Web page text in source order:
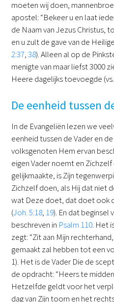
moeten wij doen,
apostel: “Bekeer u en laat
de Naam van Jezus Christus,
en u zult de gave van de
2:37,38). Alleen al op de
menigte van maar liefst 3000
Heere dagelijks toevoegde (vs.
De eenheid tussen
In de Evangeliën lezen we
eenheid tussen de Vader en
volksgenoten Hem ervan
eigen Vader noemt en
gelijkmaakte, is Zijn
Zichzelf doen, als Hij dat niet
wat Deze doet, dat doet ook
(Joh. 5:18, 19). En dat beginsel
beschreven in Psalm 110. Het
zegt: “Zit aan Mijn
gemaakt zal hebben tot een
1). Het is de Vader Die de
de opdracht: “Heers te midden
Hetzelfde geldt voor het
dag van Zijn toorn en het